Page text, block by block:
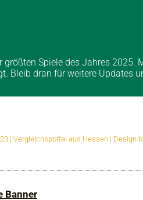
größten Spiele des Jahres
Bleib dran für weitere Updates
| Vergleichsportal aus Hessen | Design
Banner